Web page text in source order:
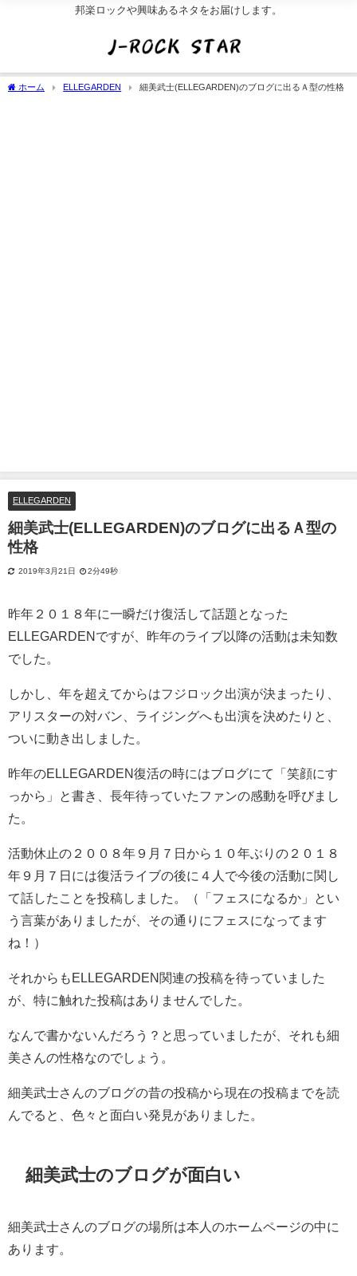
邦楽ロックや興味あるネタをお届けします。
ホーム ELLEGARDEN 細美武士(ELLEGARDEN)のブログに出るＡ型の性格
ELLEGARDEN
細美武士(ELLEGARDEN)のブログに出るＡ型の
性格
2019年3月21日 2分49秒
昨年２０１８年に一瞬だけ復活して話題となった
ELLEGARDENですが、昨年のライブ以降の活動は未知数
でした。
しかし、年を超えてからはフジロック出演が決まったり、
アリスターの対バン、ライジングへも出演を決めたりと、
ついに動き出しました。
昨年のELLEGARDEN復活の時にはブログにて「笑顔にす
っから」と書き、長年待っていたファンの感動を呼びまし
た。
活動休止の２００８年９月７日から１０年ぶりの２０１８
年９月７日には復活ライブの後に４人で今後の活動に関し
て話したことを投稿しました。（「フェスになるか」とい
う言葉がありましたが、その通りにフェスになってます
ね！）
それからもELLEGARDEN関連の投稿を待っていました
が、特に触れた投稿はありませんでした。
なんで書かないんだろう？と思っていましたが、それも細
美さんの性格なのでしょう。
細美武士さんのブログの昔の投稿から現在の投稿までを読
んでると、色々と面白い発見がありました。
細美武士のブログが面白い
細美武士さんのブログの場所は本人のホームページの中に
あります。